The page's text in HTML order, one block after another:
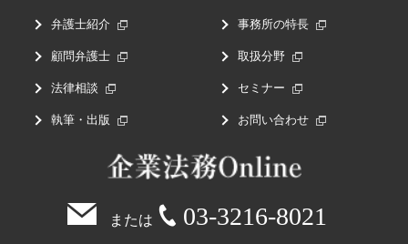
弁護士紹介 事務所の特長
顧問弁護士 取扱分野
法律相談 セミナー
執筆・出版 お問い合わせ
または 03-3216-8021